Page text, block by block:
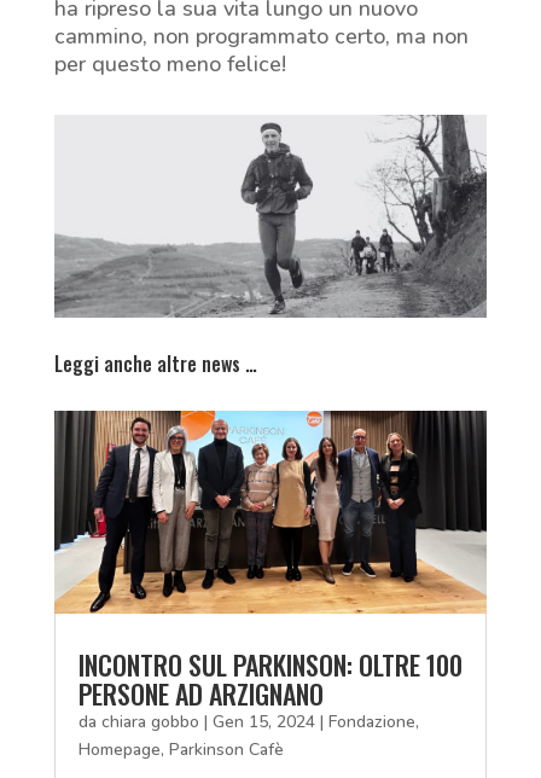
ha ripreso la sua vita lungo un nuovo
cammino, non programmato certo, ma non
per questo meno felice!
Leggi anche altre news …
INCONTRO SUL PARKINSON: OLTRE 100
PERSONE AD ARZIGNANO
da chiara gobbo | Gen 15, 2024| Fondazione,
Homepage, Parkinson Cafè